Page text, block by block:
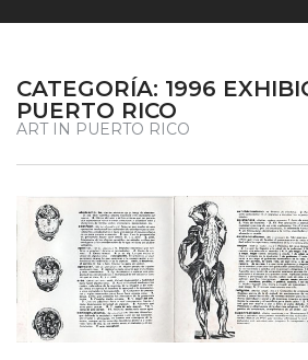
CATEGORÍA: 1996
PUERTO RICO
ART IN PUERTO RICO